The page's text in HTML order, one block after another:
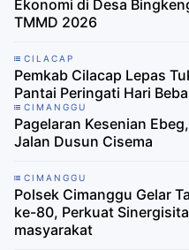
Ekonomi di Desa
TMMD 2026
CILACAP
Pemkab Cilacap Lepas
Pantai Peringati Hari
CIMANGGU
Pagelaran Kesenian
Jalan Dusun Cisema
CIMANGGU
Polsek Cimanggu Gelar
ke-80, Perkuat
masyarakat